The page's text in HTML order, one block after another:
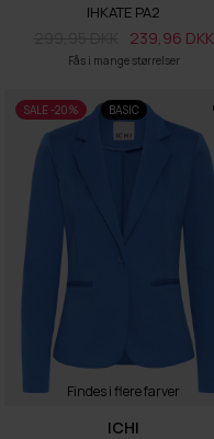
Fås i mange størrelser
IHKATE PA2
239,96 DKK
SALE -20% BASIC
Findes i flere farver
ICHI